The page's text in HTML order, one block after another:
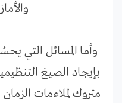
وأما المسائل التي
بإيجاد الصيغ
متروك لملاءمات